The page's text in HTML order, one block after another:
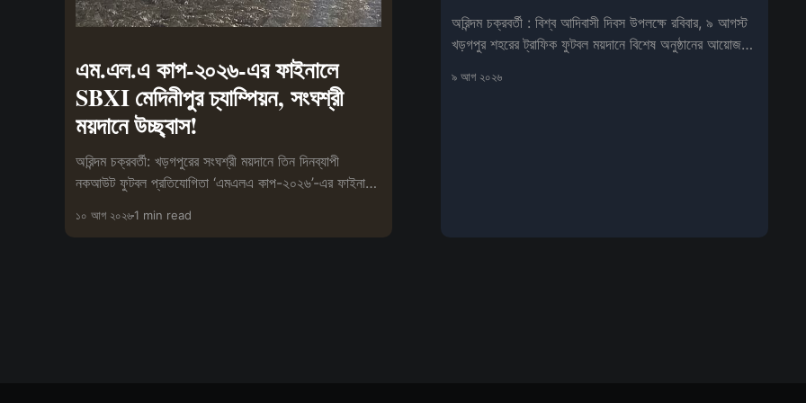
এম.এল.এ কাপ-২০২৬-এর ফাইনালে
SBXI মেদিনীপুর চ্যাম্পিয়ন, সংঘশ্রী
ময়দানে উচ্ছ্বাস!
অরিন্দম চক্রবর্তী: খড়গপুরের সংঘশ্রী ময়দানে তিন দিনব্যাপী
নকআউট ফুটবল প্রতিযোগিতা ‘এমএলএ কাপ-২০২৬’-এর ফাইনালে
১০ আগ ২০২৬1 min read
অরিন্দম চক্রবর্তী : বিশ্ব আদিবাসী দিবস উপলক্ষে রবিবার, ৯ আগস্ট
খড়গপুর শহরের ট্রাফিক ফুটবল ময়দানে বিশেষ অনুষ্ঠানের আয়োজন
৯ আগ ২০২৬